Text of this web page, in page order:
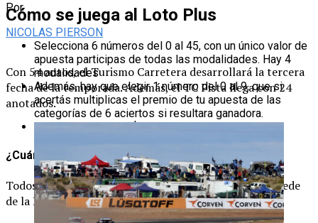
Cómo se juega al Loto Plus
Selecciona 6 números del 0 al 45, con un único valor de
apuesta participas de todas las modalidades. Hay 4
modalidades
Además, hay que elegir 1 número del 0 al 9, que si
acertás multiplicas el premio de tu apuesta de las
categorías de 6 aciertos si resultara ganadora.
¿Cuándo se sortea el Loto Plus?
Todos losmiércoles y sábados a las 22 horasen la sede
de la Lotería de la Ciudad de Buenos Aires.
Por
NICOLAS PIERSON
Con 54 autos, el Turismo Carretera desarrollará la tercera
fecha de la temporada. Además, el TC Pista llega con 24
anotados.